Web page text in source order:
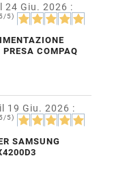
24 Giu. 2026 :
5)
COMPAQ
il 19 Giu. 2026 :
5)
SAMSUNG